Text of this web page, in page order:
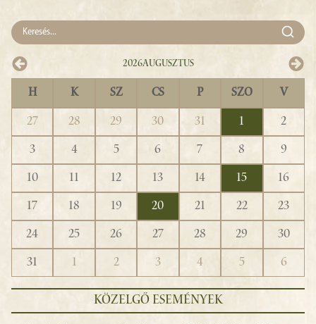
2026Augusztus
H K SZ CS P SZO V
27 28 29 30 31 1
2
3
4 5 6 7 8
9
10
11 12 13 14 15
16
17
18 19 20 21 22
23
24
25 26 27 28 29
30
31
1 2 3 4 5 6
KÖZELGŐ ESEMÉNYEK